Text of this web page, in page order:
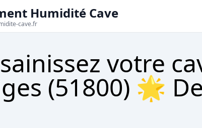
Humidité Cave
cave.fr
votre
(51800) 🌟